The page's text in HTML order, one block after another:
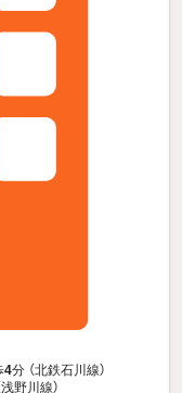
4分 （北鉄石川線）
浅野川線）